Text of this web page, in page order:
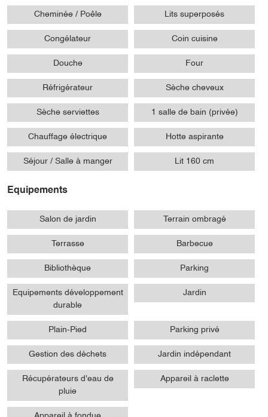
Cheminée / Poêle Lits superposés
Congélateur Coin cuisine
Douche Four
Réfrigérateur Sèche cheveux
Sèche serviettes 1 salle de bain (privée)
Chauffage électrique Hotte aspirante
Séjour / Salle à manger Lit 160 cm
Equipements
Salon de jardin Terrain ombragé
Terrasse Barbecue
Bibliothèque Parking
Equipements développement
durable
Jardin
Plain-Pied Parking privé
Gestion des déchets Jardin indépendant
Récupérateurs d'eau de
pluie
Appareil à raclette